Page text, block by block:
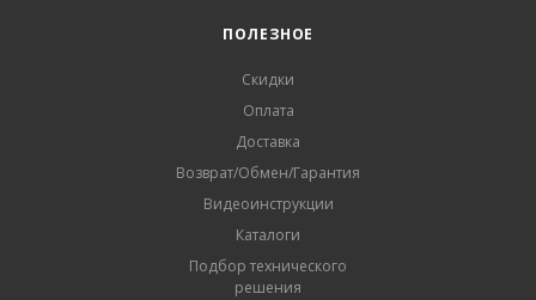
ПОЛЕЗНОЕ
Скидки
Оплата
Доставка
Возврат/Обмен/Гарантия
Видеоинструкции
Каталоги
Подбор технического
решения